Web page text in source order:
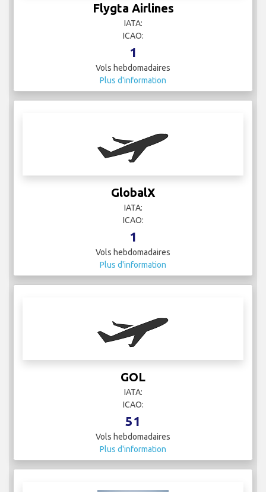
Flygta Airlines
IATA:
ICAO:
1
Vols hebdomadaires
Plus d'information
GlobalX
IATA:
ICAO:
1
Vols hebdomadaires
Plus d'information
GOL
IATA:
ICAO:
51
Vols hebdomadaires
Plus d'information